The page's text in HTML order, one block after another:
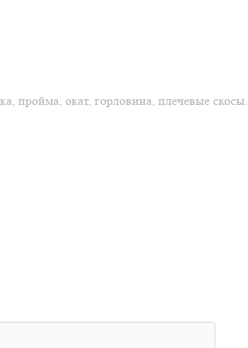
пройма, окат, горловина, плечевые скосы.